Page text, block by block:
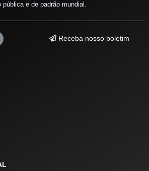
e de padrão mundial.
Receba nosso boletim